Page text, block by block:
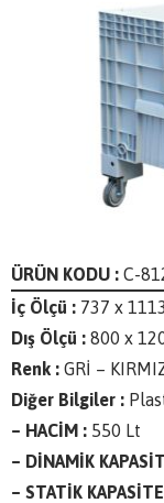
ÜRÜN KODU : C-
İç Ölçü : 737 x
Dış Ölçü : 800 x
Renk : GRİ –
Diğer Bilgiler :
– HACİM : 550 Lt
– DİNAMİK
– STATİK